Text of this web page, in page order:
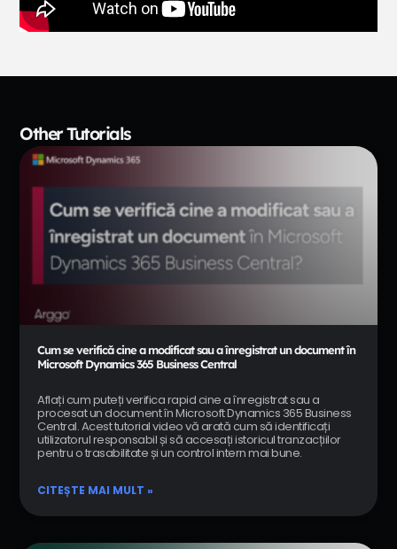
Other Tutorials
Cum se verifică cine a modificat sau a înregistrat un document în
Microsoft Dynamics 365 Business Central
Aflați cum puteți verifica rapid cine a înregistrat sau a
procesat un document în Microsoft Dynamics 365 Business
Central. Acest tutorial video vă arată cum să identificați
utilizatorul responsabil și să accesați istoricul tranzacțiilor
pentru o trasabilitate și un control intern mai bune.
CITEȘTE MAI MULT »